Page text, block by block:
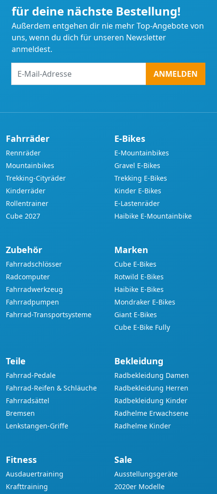
für deine nächste Bestellung!
Außerdem entgehen dir nie mehr Top-Angebote von
uns, wenn du dich für unseren Newsletter
anmeldest.
Mail-
ANMELDEN
Fahrräder
Rennräder
Mountainbikes
Trekking-Cityräder
Kinderräder
Rollentrainer
Cube 2027
E-Bikes
E-Mountainbikes
Gravel E-Bikes
Trekking E-Bikes
Kinder E-Bikes
E-Lastenräder
Haibike E-Mountainbike
Zubehör
Fahrradschlösser
Radcomputer
Fahrradwerkzeug
Fahrradpumpen
Fahrrad-Transportsysteme
Marken
Cube E-Bikes
Rotwild E-Bikes
Haibike E-Bikes
Mondraker E-Bikes
Giant E-Bikes
Cube E-Bike Fully
Teile
Fahrrad-Pedale
Fahrrad-Reifen & Schläuche
Fahrradsättel
Bremsen
Lenkstangen-Griffe
Bekleidung
Radbekleidung Damen
Radbekleidung Herren
Radbekleidung Kinder
Radhelme Erwachsene
Radhelme Kinder
Fitness
Ausdauertraining
Krafttraining
Sale
Ausstellungsgeräte
2020er Modelle